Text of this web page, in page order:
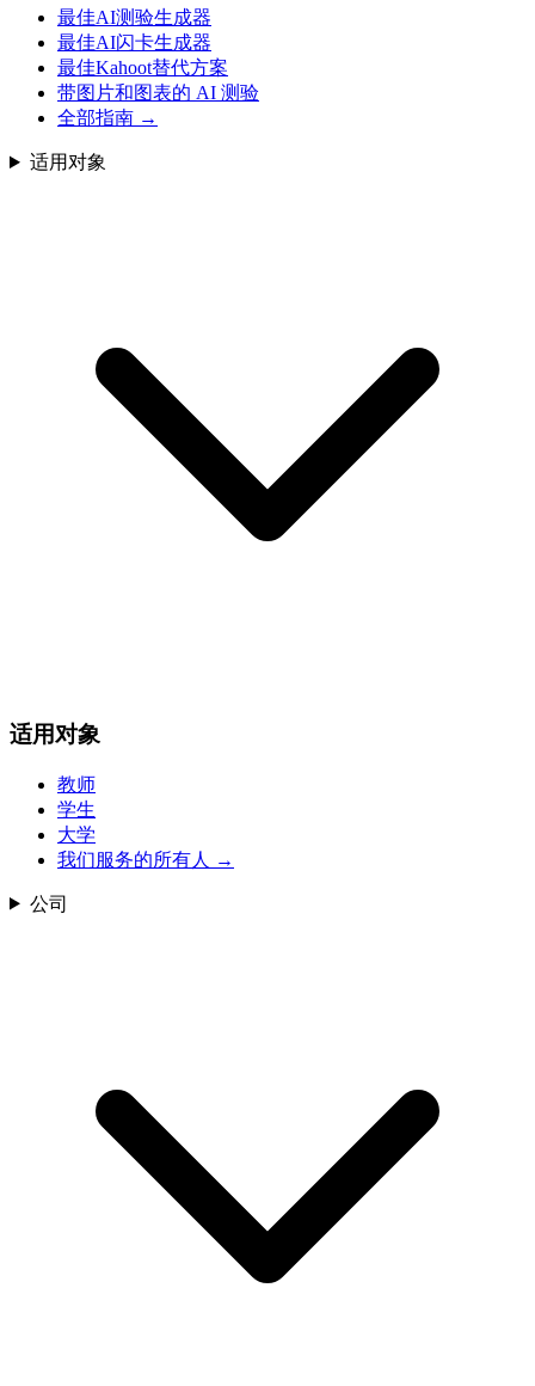
最佳AI测验生成器
最佳AI闪卡生成器
最佳Kahoot替代方案
带图片和图表的 AI 测验
全部指南 →
适用对象
适用对象
教师
学生
大学
我们服务的所有人
→
公司